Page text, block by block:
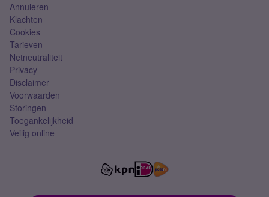
Annuleren
Klachten
Cookies
Tarieven
Netneutraliteit
Privacy
Disclaimer
Voorwaarden
Storingen
Toegankelijkheid
Veilig online